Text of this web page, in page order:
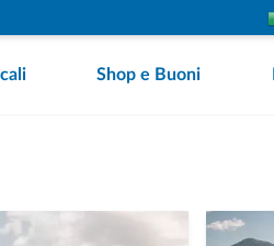
Shop e Buoni